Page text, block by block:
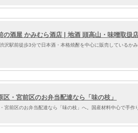
の酒屋 かみむら酒店 | 地酒 頭高山・味噌取扱
沢駅前徒歩3分で日本酒・本格焼酎を中心に販売しているか
区・宮前区のお弁当配達なら「味の枝」
宮前区のお弁当配達なら「味の枝」へ。国産材料中心で手